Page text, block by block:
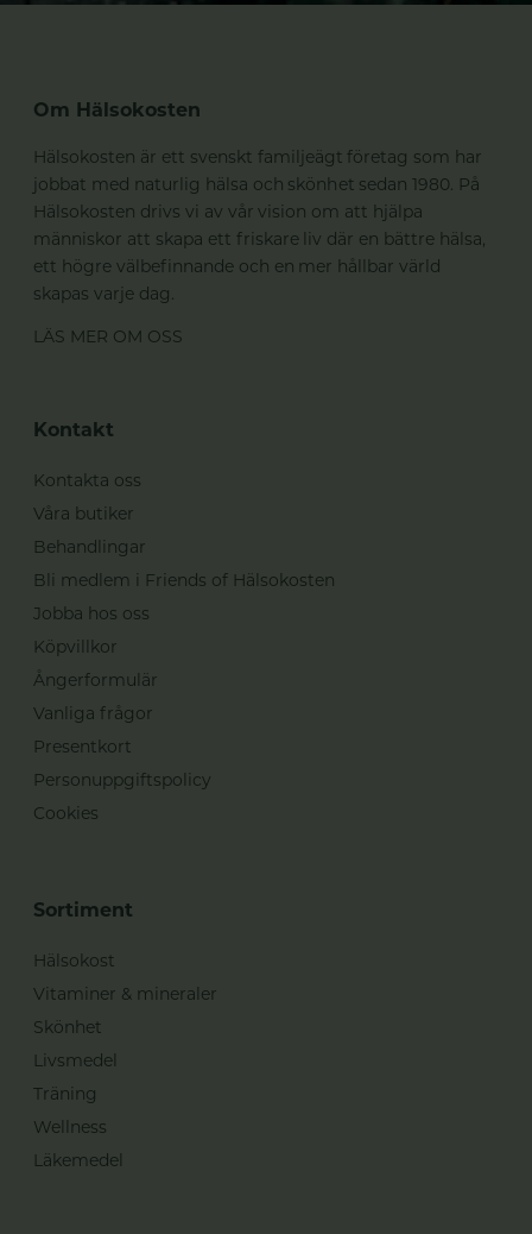
Om Hälsokosten
Hälsokosten är ett svenskt familjeägt företag som har
jobbat med naturlig hälsa och skönhet sedan 1980. På
Hälsokosten drivs vi av vår vision om att hjälpa
människor att skapa ett friskare liv där en bättre hälsa,
ett högre välbefinnande och en mer hållbar värld
skapas varje dag.
LÄS MER OM OSS
Kontakt
Kontakta oss
Våra butiker
Behandlingar
Bli medlem i Friends of Hälsokosten
Jobba hos oss
Köpvillkor
Ångerformulär
Vanliga frågor
Presentkort
Personuppgiftspolicy
Cookies
Sortiment
Hälsokost
Vitaminer & mineraler
Skönhet
Livsmedel
Träning
Wellness
Läkemedel